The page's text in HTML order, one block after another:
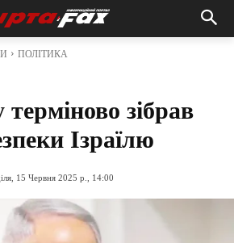
ПОЛІТИКА
зібрав
Ізраїлю
15 Червня 2025 р., 14:00